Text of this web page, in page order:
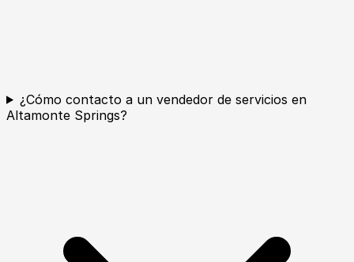
¿Cómo contacto a un vendedor de servicios en
Altamonte Springs?